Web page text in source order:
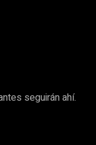
seguirán ahí.